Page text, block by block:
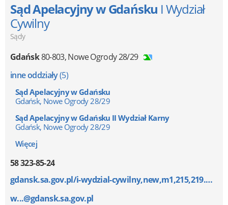
Sąd Apelacyjny w Gdańsku I Wydział
Cywilny
Sądy
Gdańsk80-803,Nowe Ogrody 28/29
inne oddziały(5)
Sąd Apelacyjny w Gdańsku
Gdańsk, Nowe Ogrody 28/29
Sąd Apelacyjny w Gdańsku II Wydział Karny
Gdańsk, Nowe Ogrody 28/29
Więcej
58 323-85-24
gdansk.sa.gov.pl/i-wydzial-cywilny,new,m1,215,219.ht...
w...@gdansk.sa.gov.pl